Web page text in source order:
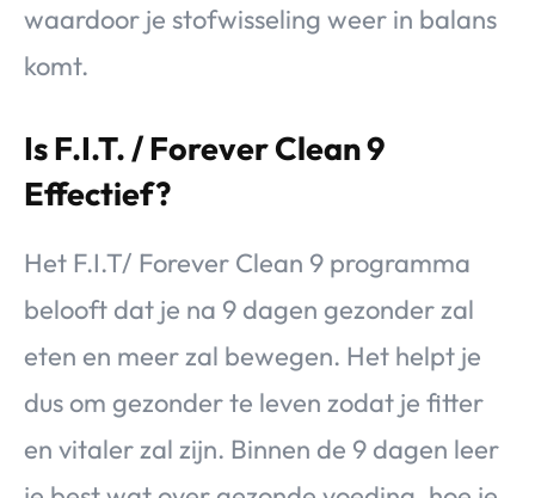
waardoor je stofwisseling weer in balans
komt.
Is F.I.T. / Forever Clean 9
Effectief?
Het F.I.T/ Forever Clean 9 programma
belooft dat je na 9 dagen gezonder zal
eten en meer zal bewegen. Het helpt je
dus om gezonder te leven zodat je fitter
en vitaler zal zijn. Binnen de 9 dagen leer